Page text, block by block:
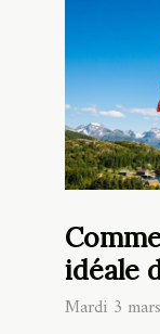
idéale
Mardi 3